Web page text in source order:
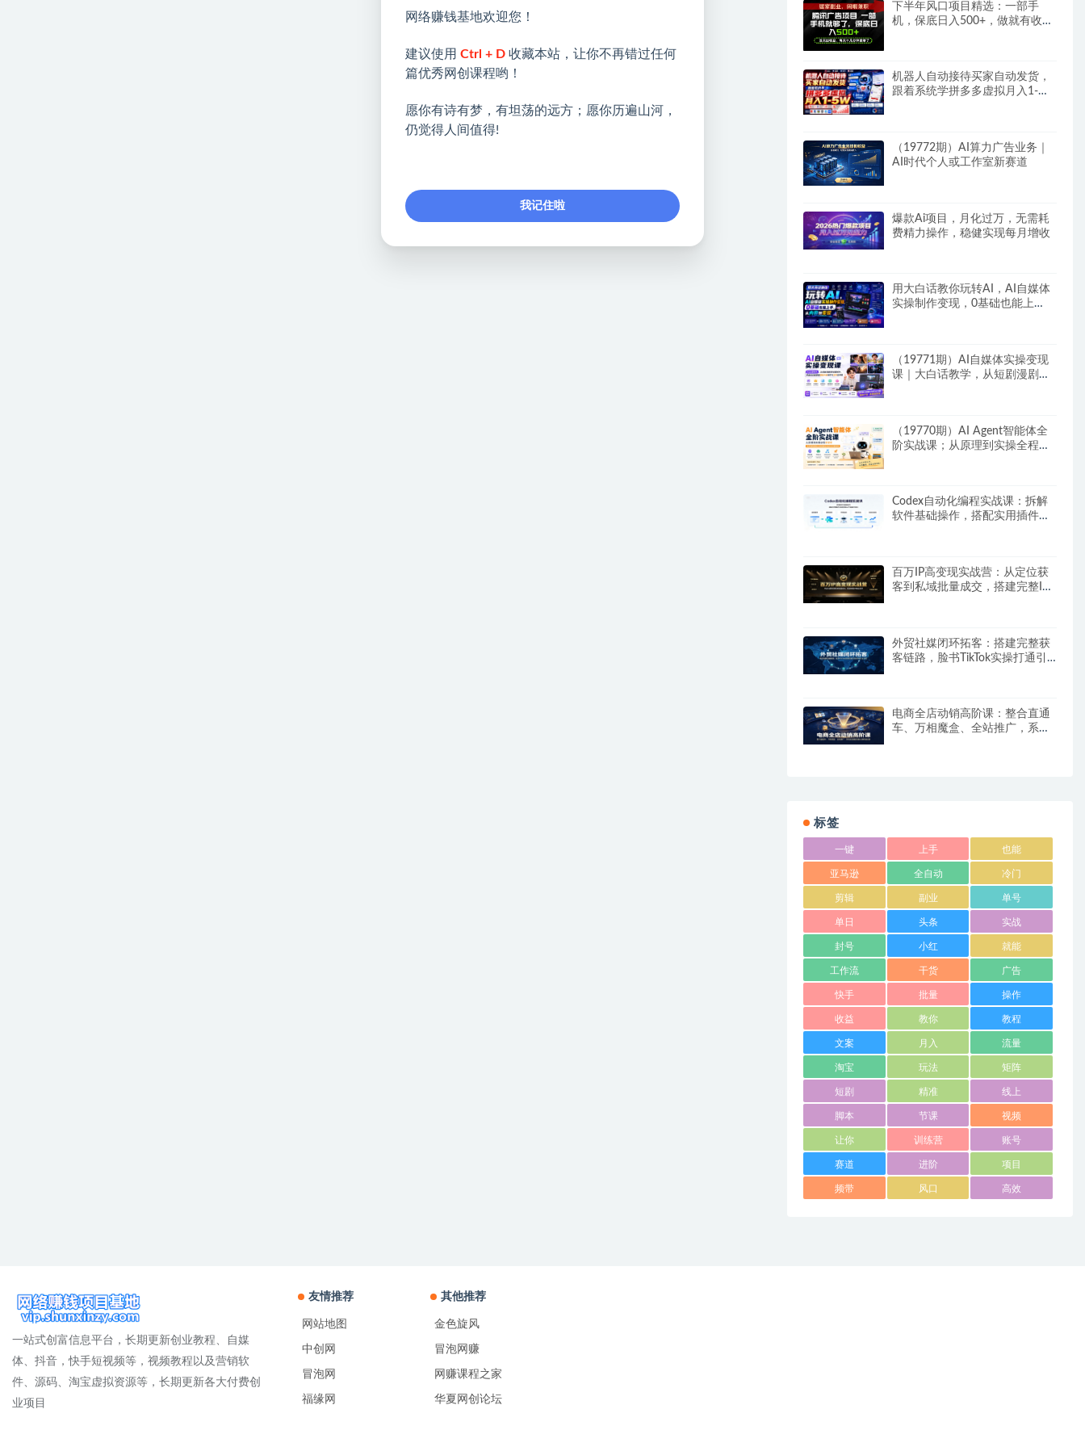
下半年风口项目精选：一部手
机，保底日入500+，做就有收
机器人自动接待买家自动发货，
跟着系统学拼多多虚拟月入1-
（19772期）AI算力广告业务｜
AI时代个人或工作室新赛道
爆款Ai项目，月化过万，无需耗
费精力操作，稳健实现每月增收
用大白话教你玩转AI，AI自媒体
实操制作变现，0基础也能上
（19771期）AI自媒体实操变现
课｜大白话教学，从短剧漫剧到
（19770期）AI Agent智能体全
阶实战课；从原理到实操全程手
Codex自动化编程实战课：拆解
软件基础操作，搭配实用插件快
百万IP高变现实战营：从定位获
客到私域批量成交，搭建完整IP
外贸社媒闭环拓客：搭建完整获
客链路，脸书TikTok实操打通引
电商全店动销高阶课：整合直通
车、万相魔盒、全站推广，系统
标签
一键 上手 也能
亚马逊 全自动 冷门
剪辑 副业 单号
单日 头条 实战
封号 小红 就能
工作流 干货 广告
快手 批量 操作
收益 教你 教程
文案 月入 流量
淘宝 玩法 矩阵
短剧 精准 线上
脚本 节课 视频
让你 训练营 账号
赛道 进阶 项目
频带 风口 高效
一站式创富信息平台，长期更新创业教程、自媒
体、抖音，快手短视频等，视频教程以及营销软
件、源码、淘宝虚拟资源等，长期更新各大付费创
业项目
友情推荐
网站地图
中创网
冒泡网
福缘网
其他推荐
金色旋风
冒泡网赚
网赚课程之家
华夏网创论坛
网络赚钱基地欢迎您！
建议使用 Ctrl + D 收藏本站，让你不再错过任何
篇优秀网创课程哟！
愿你有诗有梦，有坦荡的远方；愿你历遍山河，
仍觉得人间值得!
我记住啦